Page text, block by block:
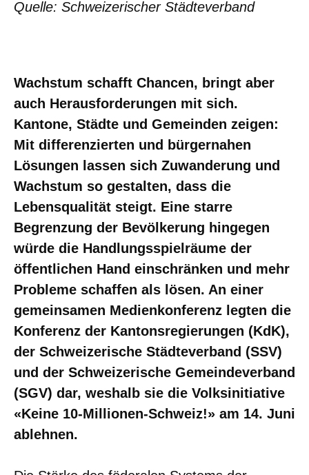
Quelle: Schweizerischer Städteverband
Wachstum schafft Chancen, bringt aber
auch Herausforderungen mit sich.
Kantone, Städte und Gemeinden zeigen:
Mit differenzierten und bürgernahen
Lösungen lassen sich Zuwanderung und
Wachstum so gestalten, dass die
Lebensqualität steigt. Eine starre
Begrenzung der Bevölkerung hingegen
würde die Handlungsspielräume der
öffentlichen Hand einschränken und mehr
Probleme schaffen als lösen. An einer
gemeinsamen Medienkonferenz legten die
Konferenz der Kantonsregierungen (KdK),
der Schweizerische Städteverband (SSV)
und der Schweizerische Gemeindeverband
(SGV) dar, weshalb sie die Volksinitiative
«Keine 10-Millionen-Schweiz!» am 14. Juni
ablehnen.